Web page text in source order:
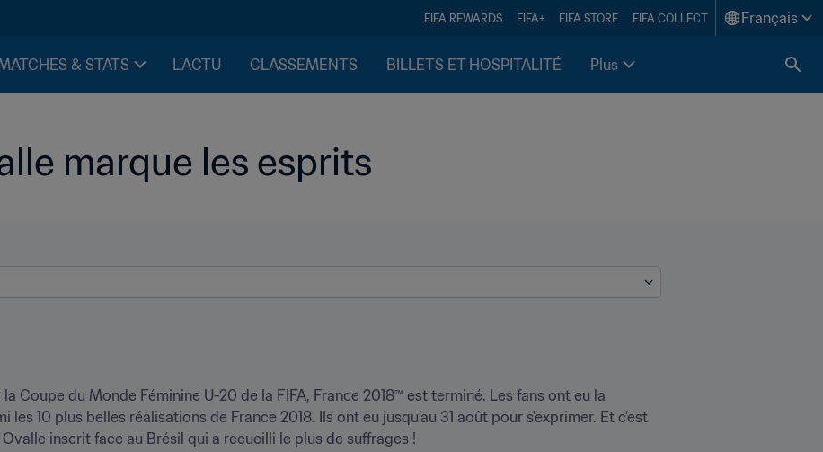
FIFA REWARDS FIFA+ FIFA STORE FIFA COLLECT Français
& STATS L'ACTU CLASSEMENTS BILLETS ET HOSPITALITÉ Plus
marque les esprits
Coupe du Monde Féminine U-20 de la FIFA, France 2018™ est terminé. Les fans ont eu la
10 plus belles réalisations de France 2018. Ils ont eu jusqu’au 31 août pour s'exprimer. Et c'est
inscrit face au Brésil qui a recueilli le plus de suffrages !